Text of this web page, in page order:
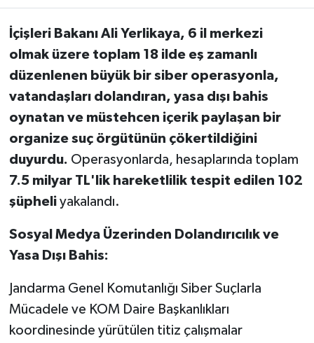
İçişleri Bakanı Ali Yerlikaya, 6 il merkezi
olmak üzere toplam 18 ilde eş zamanlı
düzenlenen büyük bir siber operasyonla,
vatandaşları dolandıran, yasa dışı bahis
oynatan ve müstehcen içerik paylaşan bir
organize suç örgütünün çökertildiğini
duyurdu. Operasyonlarda, hesaplarında toplam
7.5 milyar TL'lik hareketlilik tespit edilen 102
şüpheliyakalandı.
Sosyal Medya Üzerinden Dolandırıcılık ve
Yasa Dışı Bahis:
Jandarma Genel Komutanlığı Siber Suçlarla
Mücadele ve KOM Daire Başkanlıkları
koordinesinde yürütülen titiz çalışmalar